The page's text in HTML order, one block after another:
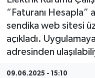
“Faturanı Hesapla”
sendika web sitesi
açıkladı.
adresinden
09.06.2025 - 15:10